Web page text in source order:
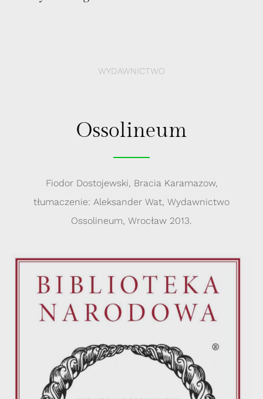
WYDAWNICTWO
Ossolineum
Fiodor Dostojewski, Bracia Karamazow,
tłumaczenie: Aleksander Wat, Wydawnictwo
Ossolineum, Wrocław 2013.